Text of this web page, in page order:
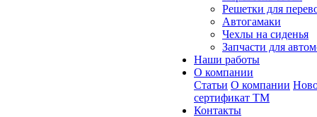
Решетки для
Автогамаки
Чехлы на сиденья
Запчасти для
Наши работы
О компании
Статьи О компании
сертификат ТМ
Контакты